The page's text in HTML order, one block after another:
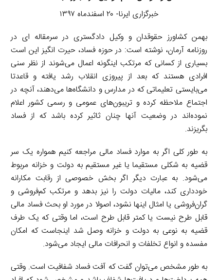
خبرگزاری ایرنا- ۲۰ اسفندماه ۱۳۹۷
بهمن کشاورز حقوقدان و وکیل دادگستری در سرمقاله ای در
روزنامه آرمان، نوشته است: در حوزه فساد، حیرت انگیز این است
بسیاری از کسانی که مرتکب اینگونه اعمال می‌شوند از نظر سنی
افرادی هستند که بعد از پیروزی انقلاب رشد یافته و قاعدتا
می‌بایستی تعلیماتی که در مدارس و دانشگاه‌ها می‌دهند، آنچه در
اجتماع ملاحظه کرده و تریبون‌های عمومی و رسمی کشور اعلام
نموده‌اند در وضعیت آنها چنان ثاثیر کرده باشد که از فساد
بگریزند.
به طور کلی اگر به موارد فساد مالی مراجعه کنیم همواره یک سر
قضیه به شکلی مستقیما یا غیر مستقیم به دولت و خزانه مربوط
می‌شود. به عبارت دیگر اگر بخش خصوصی از رقابت مکارانه
خودداری کند، مالیات دولت را نیز بدهد و مرتکب کم‌فروشی و
گران‌فروشی یا امثال اینها نشود، اصولا در مورد او بحث فساد مالی
قابل طرح نیست یا کمتر قابل طرح است، اما وقتی که یک طرف
قضیه به نوعی به دولت و خزانه وصل شد اینجاست که امکان
مفسده و انواع تخلفات و انحرافات مالی ایجاد می‌شود.
به طور مشخص می‌توان گفت که آفت فساد شفافیت است. وقتی